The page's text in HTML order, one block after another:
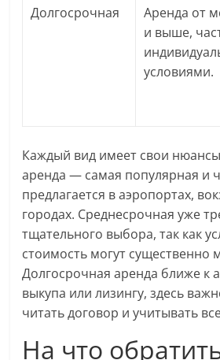
Долгосрочная
Аренда от
и выше,
условиями.
Каждый вид имеет свои
аренда — самая популярная и
предлагается в аэропортах,
городах. Среднесрочная уже
тщательного выбора, так как
стоимость могут существенно
Долгосрочная аренда ближе к
выкупа или лизингу, здесь
читать договор и учитывать
На что